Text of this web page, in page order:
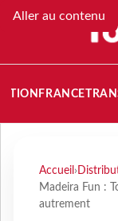
Aller au contenu
FRANCE
Accueil ›
Madeira Fun :
autrement